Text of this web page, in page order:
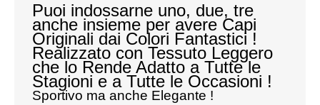
TUTTI I PRODOTTI
CONTATTACI
Puoi indossarne uno, due, tre
anche insieme per avere Capi
Originali dai Colori Fantastici !
Realizzato con Tessuto Leggero
che lo Rende Adatto a Tutte le
Stagioni e a Tutte le Occasioni !
Sportivo ma anche Elegante !